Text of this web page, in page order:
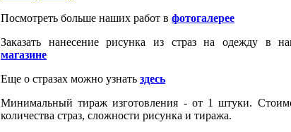
Посмотреть больше наших работ в фотогалерее
Заказать нанесение рисунка из страз на одежду в
магазине
Еще о стразах можно узнать здесь
Минимальный тираж изготовления - от 1 штуки.
количества страз, сложности рисунка и тиража.